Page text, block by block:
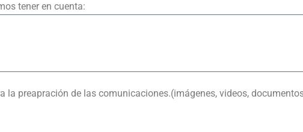
tener en cuenta:
la preapración de las comunicaciones.(imágenes, videos,